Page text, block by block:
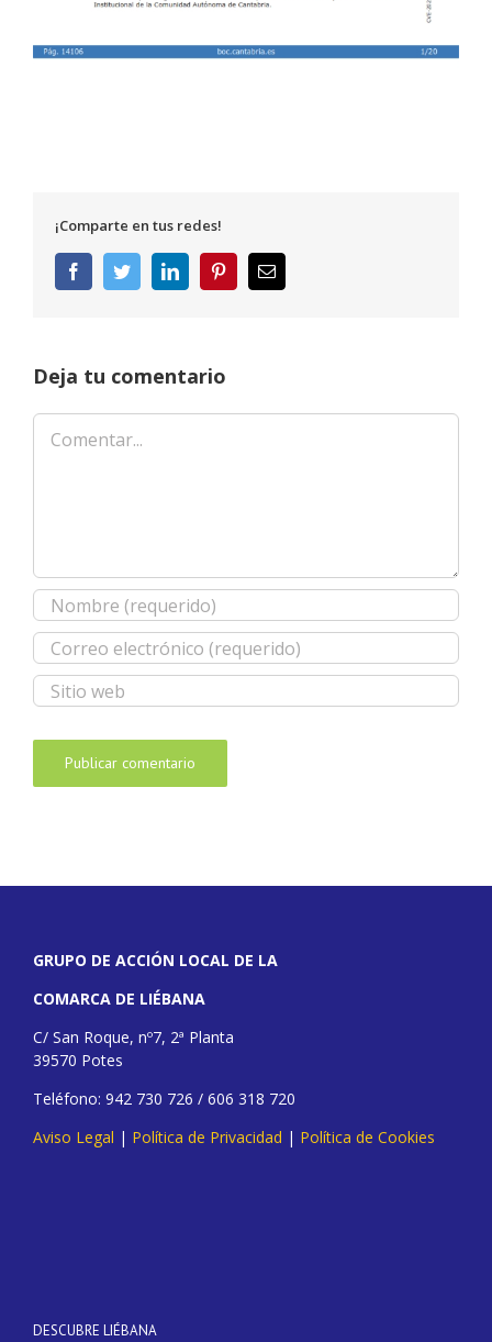
¡Comparte en tus redes!
FacebookTwitterLinkedInPinterestCorreo
electrónico
Deja tu comentario
Comentar
GRUPO DE ACCIÓN LOCAL DE LA
COMARCA DE LIÉBANA
C/ San Roque, nº7, 2ª Planta
39570 Potes
Teléfono: 942 730 726 / 606 318 720
Aviso Legal | Política de Privacidad | Política de Cookies
DESCUBRE LIÉBANA